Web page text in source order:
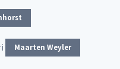
Maarten Weyler